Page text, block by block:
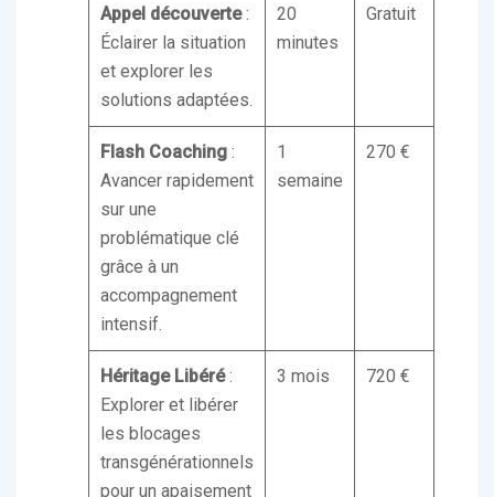
Appel découverte:
Éclairer la situation
et explorer les
solutions adaptées.
20
minutes
Gratuit
Flash Coaching :
Avancer rapidement
sur une
problématique clé
grâce à un
accompagnement
intensif.
1
semaine
270 €
Héritage Libéré:
Explorer et libérer
les blocages
transgénérationnels
pour un apaisement
3 mois 720 €